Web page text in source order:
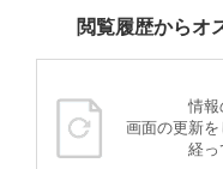
閲覧履歴からオ
情報
画面の更新を
経っ